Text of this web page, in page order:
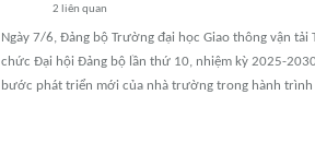
2 liên quan
Ngày 7/6, Đảng bộ Trường đại học Giao thông vận
chức Đại hội Đảng bộ lần thứ 10, nhiệm kỳ 2025-
bước phát triển mới của nhà trường trong hành